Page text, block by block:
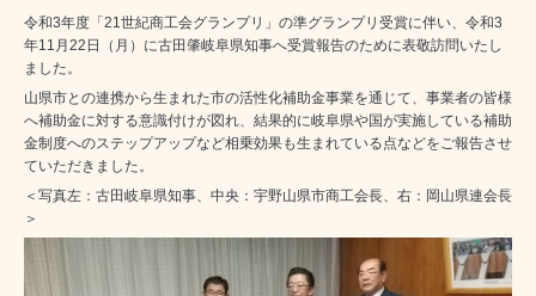
令和3年度「21世紀商工会グランプリ」の準グランプリ受賞に伴い、令和3
年11月22日（月）に古田肇岐阜県知事へ受賞報告のために表敬訪問いたし
ました。
山県市との連携から生まれた市の活性化補助金事業を通じて、事業者の皆様
へ補助金に対する意識付けが図れ、結果的に岐阜県や国が実施している補助
金制度へのステップアップなど相乗効果も生まれている点などをご報告させ
ていただきました。
＜写真左：古田岐阜県知事、中央：宇野山県市商工会長、右：岡山県連会長
＞